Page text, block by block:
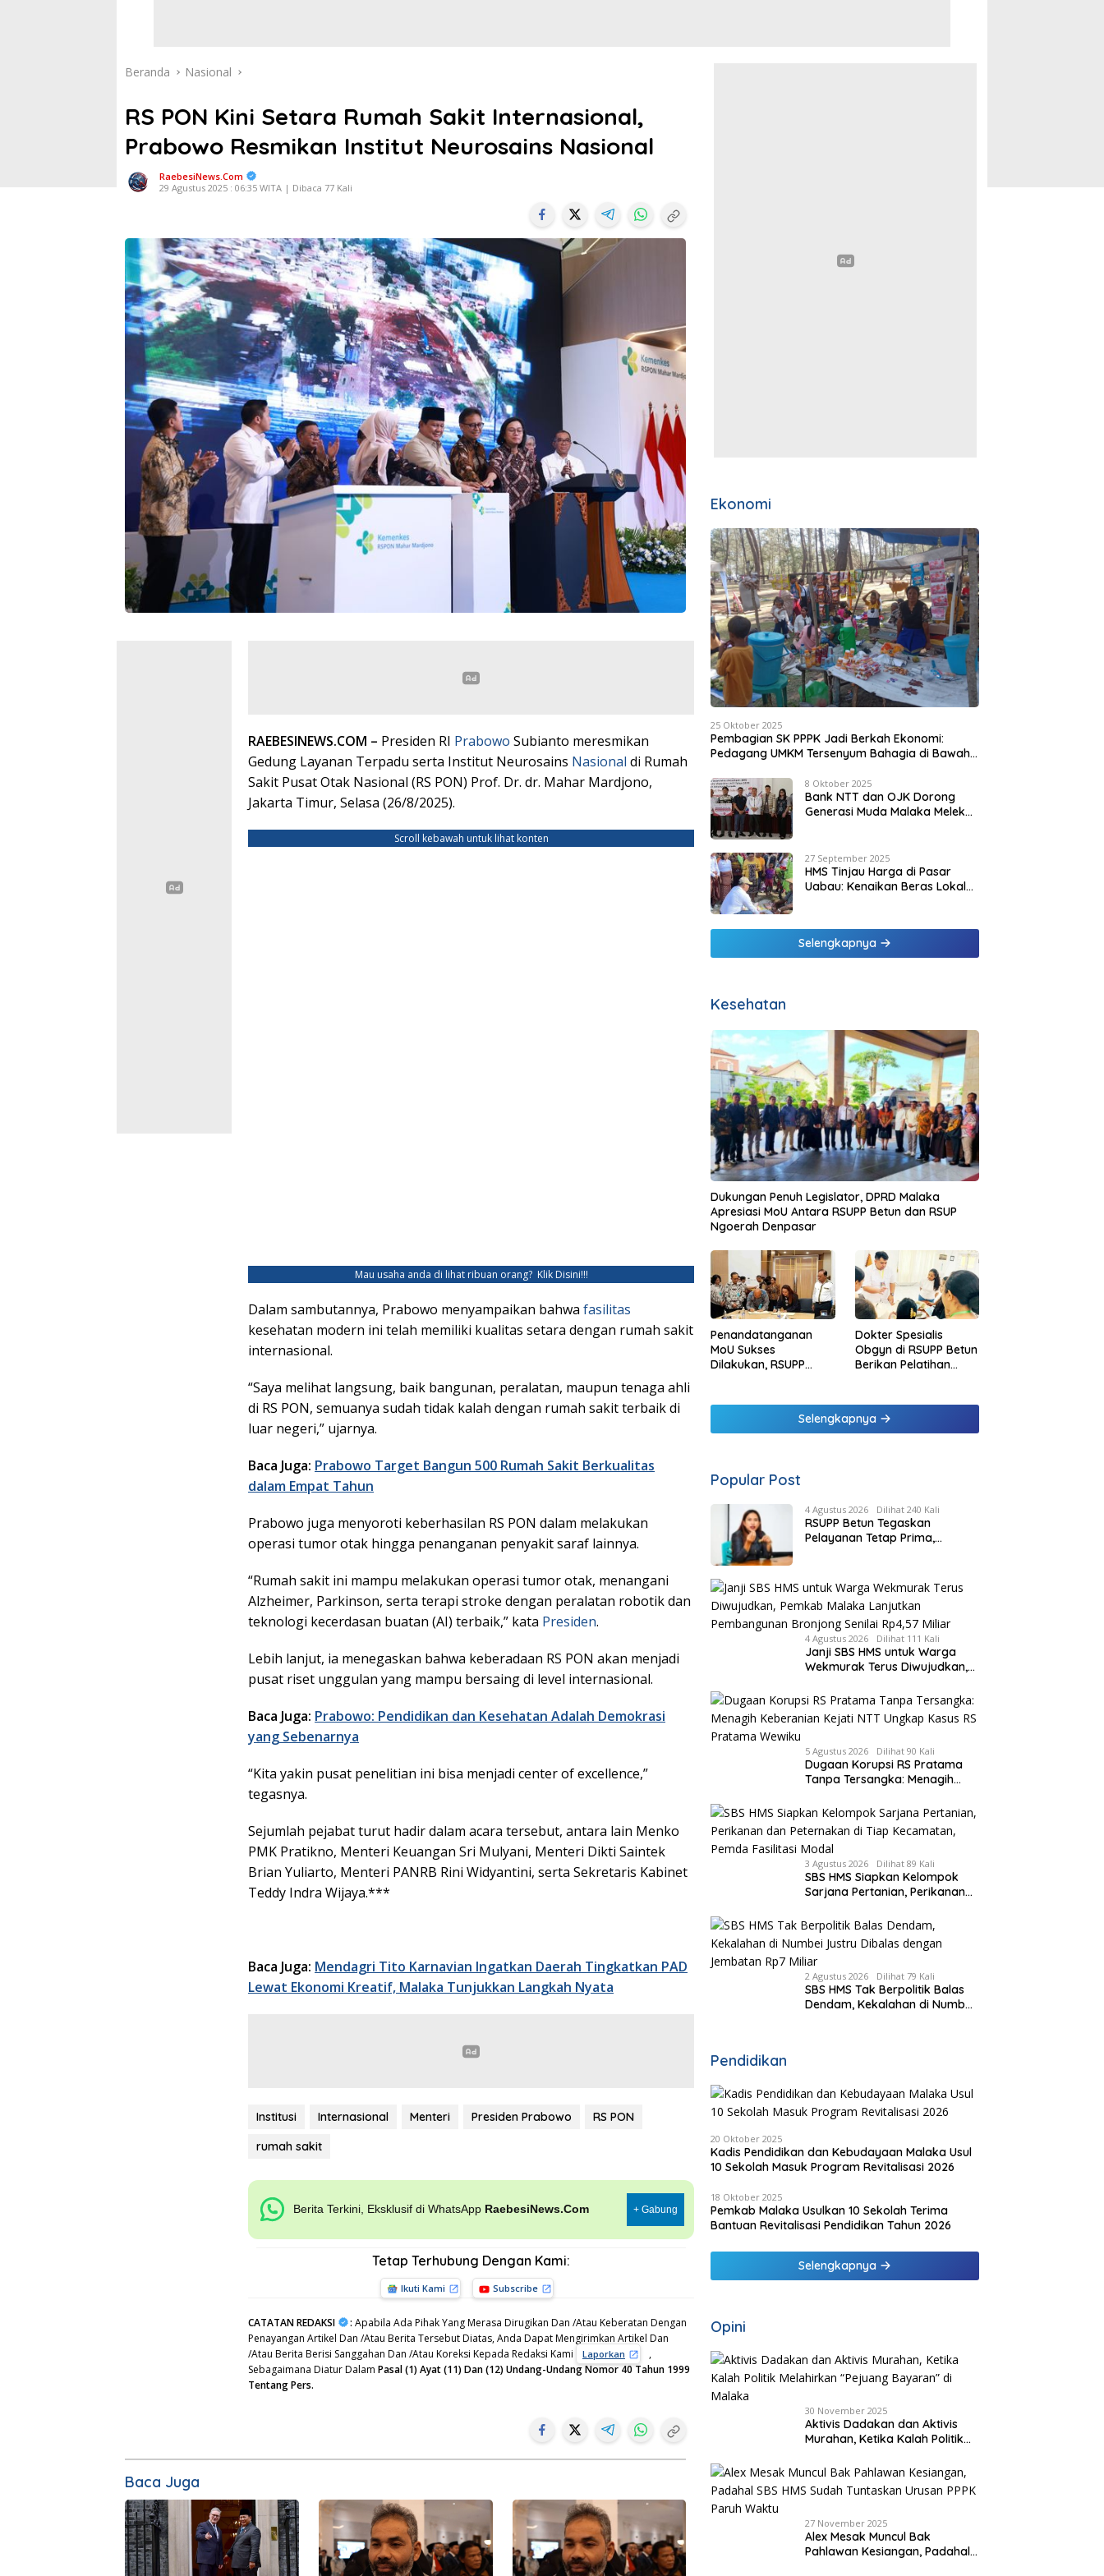
Beranda Nasional
RS PON Kini Setara Rumah Sakit Internasional,
Prabowo Resmikan Institut Neurosains Nasional
RaebesiNews.Com
29 Agustus 2025 : 06:35 WITA | Dibaca 77 Kali
RAEBESINEWS.COM – Presiden RI Prabowo Subianto meresmikan
Gedung Layanan Terpadu serta Institut Neurosains Nasional di Rumah
Sakit Pusat Otak Nasional (RS PON) Prof. Dr. dr. Mahar Mardjono,
Jakarta Timur, Selasa (26/8/2025).
Scroll kebawah untuk lihat konten
Mau usaha anda di lihat ribuan orang?Klik Disini!!!
Dalam sambutannya, Prabowo menyampaikan bahwa fasilitas
kesehatan modern ini telah memiliki kualitas setara dengan rumah sakit
internasional.
“Saya melihat langsung, baik bangunan, peralatan, maupun tenaga ahli
di RS PON, semuanya sudah tidak kalah dengan rumah sakit terbaik di
luar negeri,” ujarnya.
Baca Juga: Prabowo Target Bangun 500 Rumah Sakit Berkualitas
dalam Empat Tahun
Prabowo juga menyoroti keberhasilan RS PON dalam melakukan
operasi tumor otak hingga penanganan penyakit saraf lainnya.
“Rumah sakit ini mampu melakukan operasi tumor otak, menangani
Alzheimer, Parkinson, serta terapi stroke dengan peralatan robotik dan
teknologi kecerdasan buatan (AI) terbaik,” kata Presiden.
Lebih lanjut, ia menegaskan bahwa keberadaan RS PON akan menjadi
pusat riset unggulan yang mampu bersaing di level internasional.
Baca Juga: Prabowo: Pendidikan dan Kesehatan Adalah Demokrasi
yang Sebenarnya
“Kita yakin pusat penelitian ini bisa menjadi center of excellence,”
tegasnya.
Sejumlah pejabat turut hadir dalam acara tersebut, antara lain Menko
PMK Pratikno, Menteri Keuangan Sri Mulyani, Menteri Dikti Saintek
Brian Yuliarto, Menteri PANRB Rini Widyantini, serta Sekretaris Kabinet
Teddy Indra Wijaya.***
Baca Juga: Mendagri Tito Karnavian Ingatkan Daerah Tingkatkan PAD
Lewat Ekonomi Kreatif, Malaka Tunjukkan Langkah Nyata
Institusi Internasional Menteri Presiden Prabowo
RS PON
rumah sakit
Berita Terkini, Eksklusif di WhatsApp RaebesiNews.Com + Gabung
Tetap Terhubung Dengan Kami:
Ikuti Kami Subscribe
CATATAN REDAKSI : Apabila Ada Pihak Yang Merasa Dirugikan Dan /Atau Keberatan Dengan
Penayangan Artikel Dan /Atau Berita Tersebut Diatas, Anda Dapat Mengirimkan Artikel Dan
/Atau Berita Berisi Sanggahan Dan /Atau Koreksi Kepada Redaksi Kami
Laporkan
,
Sebagaimana Diatur Dalam Pasal (1) Ayat (11) Dan (12) Undang-Undang Nomor 40 Tahun 1999
Tentang Pers.
Baca Juga
Ekonomi
25 Oktober 2025
Pembagian SK PPPK Jadi Berkah Ekonomi:
Pedagang UMKM Tersenyum Bahagia di Bawah
8 Oktober 2025
Bank NTT dan OJK Dorong
Generasi Muda Malaka Melek
27 September 2025
HMS Tinjau Harga di Pasar
Uabau: Kenaikan Beras Lokal
Selengkapnya
Kesehatan
Dukungan Penuh Legislator, DPRD Malaka
Apresiasi MoU Antara RSUPP Betun dan RSUP
Ngoerah Denpasar
Penandatanganan
MoU Sukses
Dilakukan, RSUPP
Ngoerah
Dokter Spesialis
Obgyn di RSUPP Betun
Berikan Pelatihan
Persalinan Bagi
Tenaga Kesehatan di
Selengkapnya
Popular Post
4 Agustus 2026 Dilihat 240 Kali
RSUPP Betun Tegaskan
Pelayanan Tetap Prima,
Penuhnya ICU RS Tujuan
4 Agustus 2026 Dilihat 111 Kali
Janji SBS HMS untuk Warga
Wekmurak Terus Diwujudkan,
Pembangunan Bronjong Senilai
Rp4,57 Miliar
5 Agustus 2026 Dilihat 90 Kali
Dugaan Korupsi RS Pratama
Tanpa Tersangka: Menagih
Kasus RS Pratama Wewiku
3 Agustus 2026 Dilihat 89 Kali
SBS HMS Siapkan Kelompok
Sarjana Pertanian, Perikanan
Kecamatan, Pemda Fasilitasi
Modal
2 Agustus 2026 Dilihat 79 Kali
SBS HMS Tak Berpolitik Balas
Dendam, Kekalahan di Numbei
Pendidikan
20 Oktober 2025
Kadis Pendidikan dan Kebudayaan Malaka Usul
10 Sekolah Masuk Program Revitalisasi 2026
18 Oktober 2025
Pemkab Malaka Usulkan 10 Sekolah Terima
Bantuan Revitalisasi Pendidikan Tahun 2026
Selengkapnya
Opini
30 November 2025
Aktivis Dadakan dan Aktivis
Murahan, Ketika Kalah Politik
di Malaka
27 November 2025
Alex Mesak Muncul Bak
Pahlawan Kesiangan, Padahal